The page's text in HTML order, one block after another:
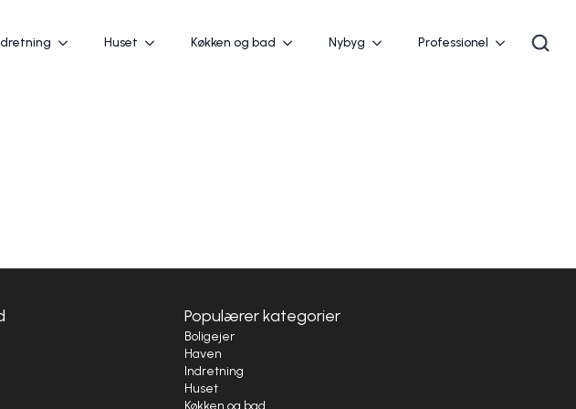
Huset Køkken og bad Nybyg Professionel
Populærer kategorier
Boligejer
Haven
Indretning
Huset
Køkken og bad